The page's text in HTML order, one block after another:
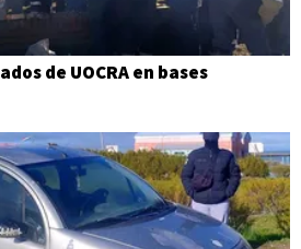
de UOCRA en bases